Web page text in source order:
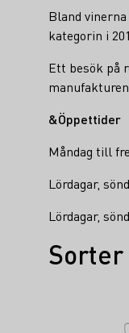
Bland
kategorin i
Ett besök på
&Öppettider
Måndag till
Lördagar,
Lördagar,
Sorter